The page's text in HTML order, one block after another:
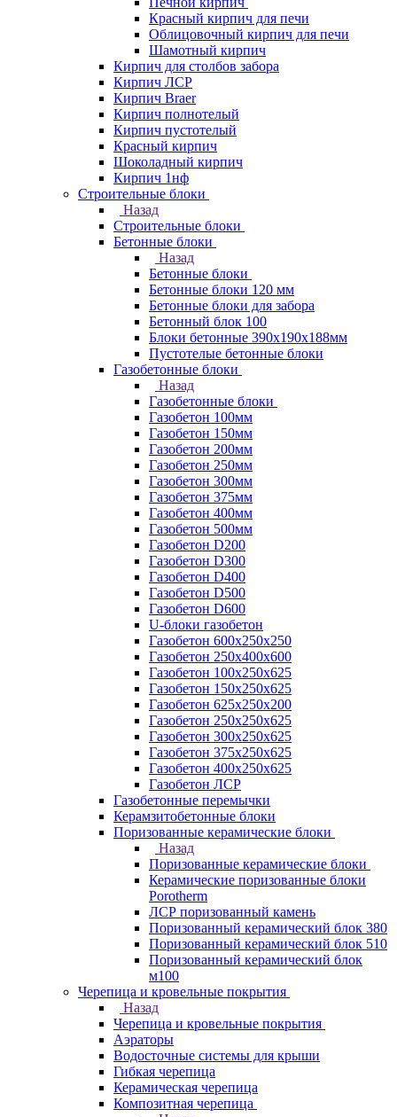
Красный кирпич для печи
Облицовочный кирпич для печи
Шамотный кирпич
Кирпич для столбов забора
Кирпич ЛСР
Кирпич Braer
Кирпич полнотелый
Кирпич пустотелый
Красный кирпич
Шоколадный кирпич
Кирпич 1нф
Строительные блоки
Назад
Строительные блоки
Бетонные блоки
Назад
Бетонные блоки
Бетонные блоки 120 мм
Бетонные блоки для забора
Бетонный блок 100
Блоки бетонные 390х190х188мм
Пустотелые бетонные блоки
Газобетонные блоки
Назад
Газобетонные блоки
Газобетон 100мм
Газобетон 150мм
Газобетон 200мм
Газобетон 250мм
Газобетон 300мм
Газобетон 375мм
Газобетон 400мм
Газобетон 500мм
Газобетон D200
Газобетон D300
Газобетон D400
Газобетон D500
Газобетон D600
U-блоки газобетон
Газобетон 600x250x250
Газобетон 250x400x600
Газобетон 100х250х625
Газобетон 150х250х625
Газобетон 625х250х200
Газобетон 250х250х625
Газобетон 300х250х625
Газобетон 375х250х625
Газобетон 400х250х625
Газобетон ЛСР
Газобетонные перемычки
Керамзитобетонные блоки
Поризованные керамические блоки
Назад
Поризованные керамические блоки
Керамические поризованные блоки
Porotherm
ЛСР поризованный камень
Поризованный керамический блок 380
Поризованный керамический блок 510
Поризованный керамический блок
м100
Черепица и кровельные покрытия
Назад
Черепица и кровельные покрытия
Аэраторы
Водосточные системы для крыши
Гибкая черепица
Керамическая черепица
Композитная черепица